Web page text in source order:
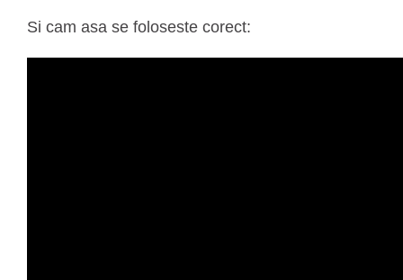
Si cam asa se foloseste corect: